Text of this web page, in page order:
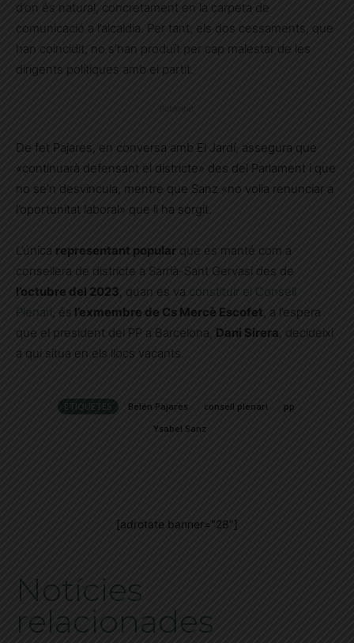
d’on és natural, concretament en la carpeta de
comunicació a l’alcaldia. Per tant, els dos cessaments, que
han coincidit, no s’han produït per cap malestar de les
dirigents polítiques amb el partit.
De fet Pajares, en conversa amb El Jardí, assegura que
«continuarà defensant el districte» des del Parlament i que
no se’n desvincula, mentre que Sanz «no volia renunciar a
l’oportunitat laboral» que li ha sorgit.
L’única representant popular que es manté com a
consellera de districte a Sarrià-Sant Gervasi des de
l’octubre del 2023, quan es va constituir el Consell
Plenari, és l’exmembre de Cs Mercè Escofet, a l’espera
que el president del PP a Barcelona,
Dani Sirera , decideixi
a qui situa en els llocs vacants.
ETIQUETES Belén Pajares consell plenari
pp
Ysabel Sanz
[adrotate banner="28"]
Notícies
relacionades